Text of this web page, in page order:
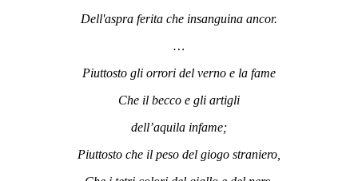
Dell'aspra ferita che insanguina ancor.
…
Piuttosto gli orrori del verno e la fame
Che il becco e gli artigli
dell’aquila infame;
Piuttosto che il peso del giogo straniero,